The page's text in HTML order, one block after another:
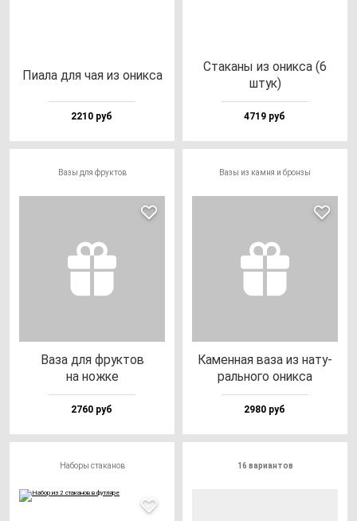
Пиала для чая из оник­са
2210 руб
Ста­ка­ны из оник­са (6
штук)
4719 руб
Вазы для фруктов
Ваза для фрук­тов
на нож­ке
2760 руб
Вазы из камня и бронзы
Камен­ная ва­за из на­ту­
раль­но­го оник­са
2980 руб
Наборы стаканов 16 вариантов